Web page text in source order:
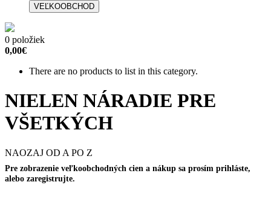
VEĽKOOBCHOD
0 položiek
0,00€
There are no products to list in this category.
NIELEN NÁRADIE PRE
VŠETKÝCH
NAOZAJ OD A PO Z
Pre zobrazenie veľkoobchodných cien a nákup sa prosím prihláste,
alebo zaregistrujte.